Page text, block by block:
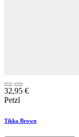
32,95 €
Petzl
Tikka Brown